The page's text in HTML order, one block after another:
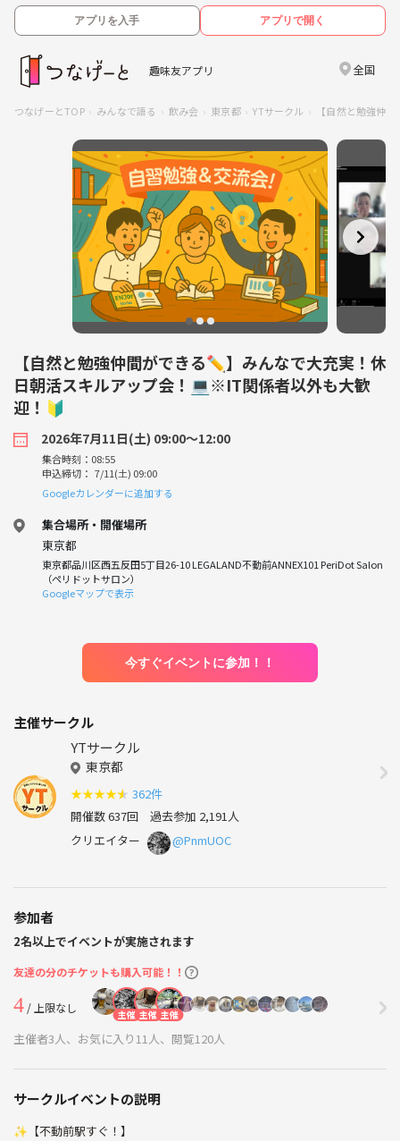
アプリを入手 アプリで開く
趣味友アプリ 全国
つなげーとTOP みんなで語る 飲み会 東京都 YTサークル 【自然と勉強仲
【自然と勉強仲間ができる✏️】みんなで大充実！休
日朝活スキルアップ会！💻※IT関係者以外も大歓
迎！🔰
2026年7月11日(土) 09:00〜12:00
集合時刻：08:55
申込締切： 7/11(土) 09:00
Googleカレンダーに追加する
集合場所・開催場所
東京都
東京都品川区西五反田5丁目26-10 LEGALAND不動前ANNEX101 PeriDot Salon
（ペリドットサロン）
Googleマップで表示
今すぐイベントに参加！！
主催サークル
YTサークル
東京都
★★★★★ 362件
開催数 637回 過去参加 2,191人
クリエイター
@PnmUOC
参加者
2名以上でイベントが実施されます
友達の分のチケットも購入可能！！
4/ 上限なし 主催 主催 主催
主催者3人、お気に入り11人、閲覧120人
サークルイベントの説明
✨【不動前駅すぐ！】